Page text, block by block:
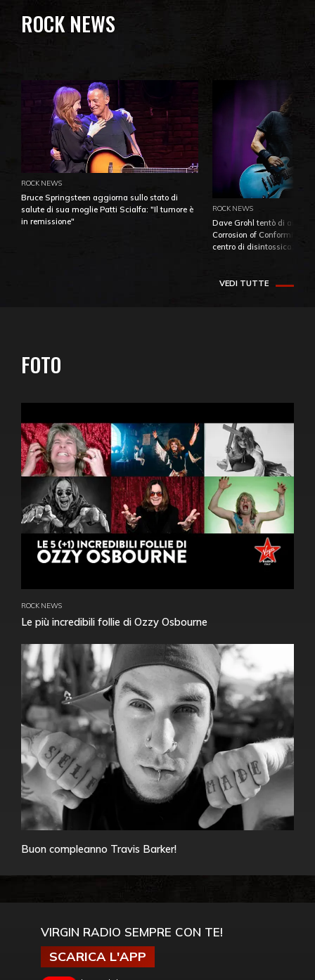
ROCK NEWS
ROCK NEWS
Bruce Springsteen aggiorna sullo stato di
salute di sua moglie Patti Scialfa: "Il tumore è
in remissione"
ROCK NEWS
Dave Grohl tentò di
Corrosion of Conformity
centro di
VEDI TUTTE
FOTO
ROCK NEWS
Le più incredibili follie di Ozzy Osbourne
Buon compleanno Travis Barker!
VIRGIN RADIO SEMPRE CON TE!
SCARICA L'APP